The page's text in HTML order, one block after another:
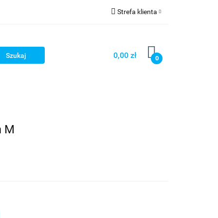
Strefa klienta
Zarejestruj się
Dodaj zgłoszenie
0,00 zł 0
M